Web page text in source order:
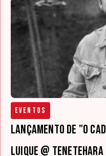
Eventos
Lançamento de "O
Luique @